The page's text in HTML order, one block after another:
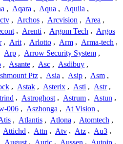
, Aqara , Aqua , Aquila ,
, Archos , Arcvision , Area ,
, Arenti , Argom Tech , Argos
, Arit , Arlotto , Arm , Arma-tech ,
Arp , Arrow Security System ,
, Asante , Asc , Asdibuy ,
Ptz , Asia , Asip , Asm ,
, Astak , Asterix , Asti , Astr ,
, Astroghost , Astrum , Astun ,
006 , Aszhonga , At Vision ,
, Atlantis , Atlona , Atomtech ,
Attichd , Attn , Atv , Atz , Au3 ,
August , Auric , Aussen , Autoip ,